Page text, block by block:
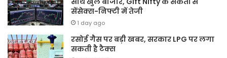
सेंसेक्स-निफ्टी में तेजी
1 day ago
रसोई गैस पर बड़ी खबर, सरकार LPG पर लगा
सकती है टैक्स